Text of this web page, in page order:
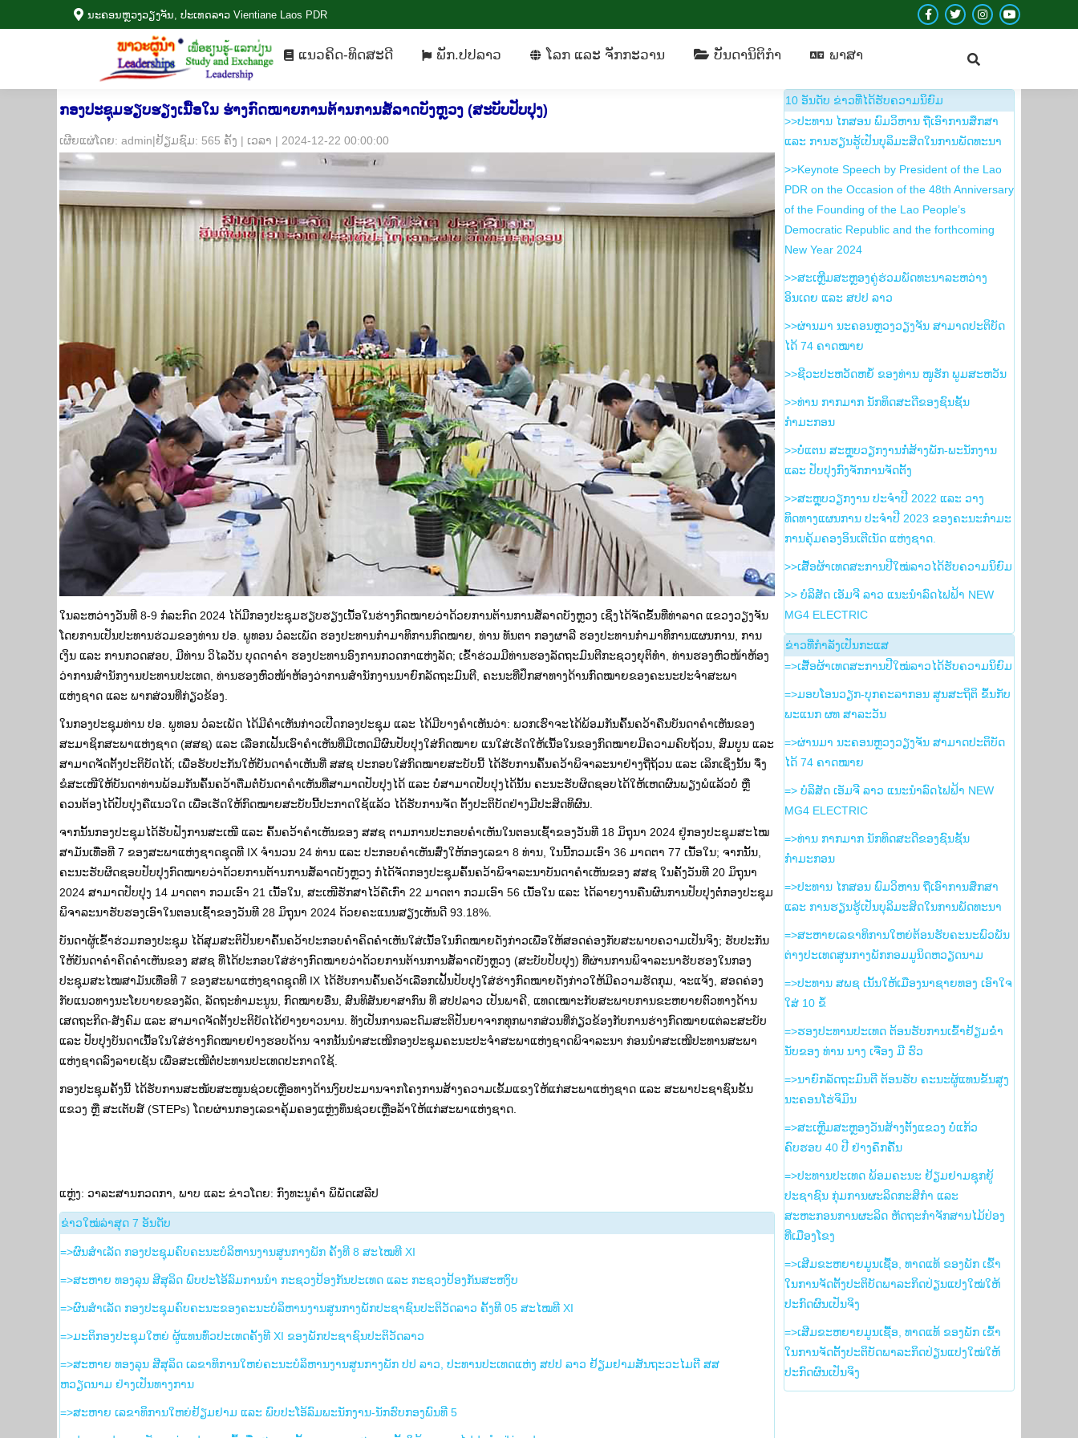
ນະ​ຄອນຫຼວງວຽງ​ຈັນ, ປະ​ເທດ​ລາວ Vientiane Laos PDR
Facebook
in
new
window
Twitter
opens
in
window
Instagram
in
window
YouTube
in
ແນວ​ຄິດ-ທິດ​ສະ​ດີ ພັກ​.ປປລາວ ​ໂລກ ແລະ ຈັກ​ກະ​ວານ ບັນ​ດາ​ນິ​ຕິ​ກຳ ​ພາ​ສາ
ກອງປະຊຸມຮຽບຮຽງເນື້ອໃນ ຮ່າງກົດໝາຍການຕ້ານການສໍ້ລາດບັງຫຼວງ (ສະບັບປັບປຸງ)
​ເຜີຍ​ແຜ່​ໂດຍ: admin|ຢ້ຽມ​ຊົມ: 565 ຄັ້ງ | ເວ​ລາ | 2024-12-22 00:00:00
ໃນລະຫວ່າງວັນທີ 8-9 ກໍລະກົດ 2024 ໄດ້ມີກອງປະຊຸມຮຽບຮຽງເນື້ອໃນຮ່າງກົດໝາຍວ່າດ້ວຍການຕ້ານການສໍ້ລາດບັງຫຼວງ ເຊິ່ງໄດ້ຈັດຂຶ້ນທີ່ທ່າລາດ ແຂວງວຽງຈັນ
ໂດຍການເປັນປະທານຮ່ວມຂອງທ່ານ ປອ. ພູທອນ ວໍລະເພັດ ຮອງປະທານກຳມາທິການກົດໝາຍ, ທ່ານ ທັນຕາ ກອງຜາລີ ຮອງປະທານກຳມາທິການແຜນການ, ການ
ເງິນ ແລະ ການກວດສອບ, ມີທ່ານ ວິໄລວັນ ບຸດດາຄຳ ຮອງປະທານອົງການກວດກາແຫ່ງລັດ; ເຂົ້າຮ່ວມມີທ່ານຮອງລັດຖະມົນຕີກະຊວງຍຸຕິທຳ, ທ່ານຮອງຫົວໜ້າຫ້ອງ
ວ່າການສຳນັກງານປະທານປະເທດ, ທ່ານຮອງຫົວໜ້າຫ້ອງວ່າການສຳນັກງານນາຍົກລັດຖະມົນຕີ, ຄະນະທີ່ປຶກສາທາງດ້ານກົດໝາຍຂອງຄະນະປະຈຳສະພາ
ແຫ່ງຊາດ ແລະ ພາກສ່ວນທີ່ກ່ຽວຂ້ອງ.
ໃນກອງປະຊຸມທ່ານ ປອ. ພູທອນ ວໍລະເພັດ ໄດ້ມີຄຳເຫັນກ່າວເປີດກອງປະຊຸມ ແລະ ໄດ້ມີບາງຄຳເຫັນວ່າ: ພວກເຮົາຈະໄດ້ພ້ອມກັນຄົ້ນຄວ້າຄືນບັນດາຄຳເຫັນຂອງ
ສະມາຊິກສະພາແຫ່ງຊາດ (ສສຊ) ແລະ ເລືອກເຟັ້ນເອົາຄໍາເຫັນທີ່ມີເຫດມີຜົນປັບປຸງໃສ່ກົດໝາຍ ແນໃສ່ເຮັດໃຫ້ເນື້ອໃນຂອງກົດໝາຍມີຄວາມຄົບຖ້ວນ, ສົມບູນ ແລະ
ສາມາດຈັດຕັ້ງປະຕິບັດໄດ້; ເພື່ອຮັບປະກັນໃຫ້ບັນດາຄໍາເຫັນທີ່ ສສຊ ປະກອບໃສ່ກົດໝາຍສະບັບນີ້ ໄດ້ຮັບການຄົ້ນຄວ້າພິຈາລະນາຢ່າງຖີ່ຖ້ວນ ແລະ ເລິກເຊິ່ງນັ້ນ ຈຶ່ງ
ຂໍສະເໜີໃຫ້ບັນດາທ່ານພ້ອມກັນຄົ້ນຄວ້າຕື່ມຕໍ່ບັນດາຄໍາເຫັນທີ່ສາມາດປັບປຸງໄດ້ ແລະ ບໍ່ສາມາດປັບປຸງໄດ້ນັ້ນ ຄະນະຮັບຜິດຊອບໄດ້ໃຫ້ເຫດຜົນພຽງພໍແລ້ວບໍ່ ຫຼື
ຄວນຕ້ອງໄດ້ປັບປຸງຄືແນວໃດ ເພື່ອເຮັດໃຫ້ກົດໝາຍສະບັບນີ້ປະກາດໃຊ້ແລ້ວ ໄດ້ຮັບການຈັດ ຕັ້ງປະຕິບັດຢ່າງມີປະສິດທິຜົນ.
ຈາກນັ້ນກອງປະຊຸມໄດ້ຮັບຟັງການສະເໜີ ແລະ ຄົ້ນຄວ້າຄຳເຫັນຂອງ ສສຊ ຕາມການປະກອບຄໍາເຫັນໃນຕອນເຊົ້າຂອງວັນທີ 18 ມິຖຸນາ 2024 ຢູ່ກອງປະຊຸມສະໄໝ
ສາມັນເທື່ອທີ 7 ຂອງສະພາແຫ່ງຊາດຊຸດທີ IX ຈຳນວນ 24 ທ່ານ ແລະ ປະກອບຄໍາເຫັນສົ່ງໃຫ້ກອງເລຂາ 8 ທ່ານ, ໃນນີ້ກວມເອົາ 36 ມາດຕາ 77 ເນື້ອໃນ; ຈາກນັ້ນ,
ຄະນະຮັບຜິດຊອບປັບປຸງກົດໝາຍວ່າດ້ວຍການຕ້ານການສໍ້ລາດບັງຫຼວງ ກໍໄດ້ຈັດກອງປະຊຸມຄົ້ນຄວ້າພິຈາລະນາບັນດາຄໍາເຫັນຂອງ ສສຊ ໃນຄັ້ງວັນທີ 20 ມິຖຸນາ
2024 ສາມາດປັບປຸງ 14 ມາດຕາ ກວມເອົາ 21 ເນື້ອໃນ, ສະເໜີຮັກສາໄວ້ຄືເກົ່າ 22 ມາດຕາ ກວມເອົາ 56 ເນື້ອໃນ ແລະ ໄດ້ລາຍງານຄືນຜົນການປັບປຸງຕໍ່ກອງປະຊຸມ
ພິຈາລະນາຮັບຮອງເອົາໃນຕອນເຊົ້າຂອງວັນທີ 28 ມິຖຸນາ 2024 ດ້ວຍຄະແນນສຽງເຫັນດີ 93.18%.
ບັນດາຜູ້ເຂົ້າຮ່ວມກອງປະຊຸມ ໄດ້ສຸມສະຕິປັນຍາຄົ້ນຄວ້າປະກອບຄໍາຄິດຄໍາເຫັນໃສ່ເນື້ອໃນກົດໝາຍດັ່ງກ່າວເພື່ອໃຫ້ສອດຄ່ອງກັບສະພາບຄວາມເປັນຈິງ; ຮັບປະກັນ
ໃຫ້ບັນດາຄຳຄິດຄຳເຫັນຂອງ ສສຊ ທີ່ໄດ້ປະກອບໃສ່ຮ່າງກົດໝາຍວ່າດ້ວຍການຕ້ານການສໍ້ລາດບັງຫຼວງ (ສະບັບປັບປຸງ) ທີ່ຜ່ານການພິຈາລະນາຮັບຮອງໃນກອງ
ປະຊຸມສະໄໝສາມັນເທື່ອທີ 7 ຂອງສະພາແຫ່ງຊາດຊຸດທີ IX ໄດ້ຮັບການຄົ້ນຄວ້າເລືອກເຟັ້ນປັບປຸງໃສ່ຮ່າງກົດໝາຍດັ່ງກ່າວໃຫ້ມີຄວາມຮັດກຸມ, ຈະແຈ້ງ, ສອດຄ່ອງ
ກັບແນວທາງນະໂຍບາຍຂອງລັດ, ລັດຖະທຳມະນູນ, ກົດໝາຍອື່ນ, ສົນທິສັນຍາສາກົນ ທີ່ ສປປລາວ ເປັນພາຄີ, ແທດເໝາະກັບສະພາບການຂະຫຍາຍຕົວທາງດ້ານ
ເສດຖະກິດ-ສັງຄົມ ແລະ ສາມາດຈັດຕັ້ງປະຕິບັດໄດ້ຢ່າງຍາວນານ. ທັງເປັນການລະດົມສະຕິປັນຍາຈາກທຸກພາກສ່ວນທີ່ກ່ຽວຂ້ອງກັບການຮ່າງກົດໝາຍແຕ່ລະສະບັບ
ແລະ ປັບປຸງບັນດາເນື້ອໃນໃສ່ຮ່າງກົດໝາຍຢ່າງຮອບດ້ານ ຈາກນັ້ນນໍາສະເໜີກອງປະຊຸມຄະນະປະຈຳສະພາແຫ່ງຊາດພິຈາລະນາ ກ່ອນນໍາສະເໜີປະທານສະພາ
ແຫ່ງຊາດລົງລາຍເຊັນ ເພື່ອສະເໜີຕໍ່ປະທານປະເທດປະກາດໃຊ້.
ກອງປະຊຸມຄັ້ງນີ້ ໄດ້ຮັບການສະໜັບສະໜູນຊ່ວຍເຫຼືອທາງດ້ານງົບປະມານຈາກໂຄງການສ້າງຄວາມເຂັ້ມແຂງໃຫ້ແກ່ສະພາແຫ່ງຊາດ ແລະ ສະພາປະຊາຊົນຂັ້ນ
ແຂວງ ຫຼື ສະເຕັບສ໌ (STEPs) ໂດຍຜ່ານກອງເລຂາຄຸ້ມຄອງແຫຼ່ງທຶນຊ່ວຍເຫຼືອລ້າໃຫ້ແກ່ສະພາແຫ່ງຊາດ.
ແຫຼ່ງ: ວາ​ລະ​ສານກວດ​ກາ, ພາບ ແລະ ຂ່າວໂດຍ: ກົງທະນູຄຳ ພິພັດເສລີປ
​ຂ່າວ​ໃໝ່​ລ່າ​ສຸດ 7 ອັນ​ດັບ
=>ຜົນສໍາເລັດ ກອງປະຊຸມຄົບຄະນະບໍລິຫານງານສູນກາງພັກ ຄັ້ງທີ 8 ສະໄໝທີ XI
=>ສະຫາຍ ທອງລຸນ ສີສຸລິດ ພົບປະໂອ້ລົມການນຳ ກະຊວງປ້ອງກັນປະເທດ ແລະ ກະຊວງປ້ອງກັນສະຫງົບ
=>ຜົນສຳເລັດ ກອງປະຊຸມຄົບຄະນະຂອງຄະນະບໍລິຫານງານສູນກາງພັກປະຊາຊົນປະຕິວັດລາວ ຄັ້ງທີ 05 ສະໄໝທີ XI
=>ມະຕິກອງປະຊຸມໃຫຍ່ ຜູ້ແທນທົ່ວປະເທດຄັ້ງທີ XI ຂອງພັກປະຊາຊົນປະຕິວັດລາວ
=>ສະຫາຍ ທອງລຸນ ສີສຸລິດ ເລຂາທິການໃຫຍ່ຄະນະບໍລິຫານງານສູນກາງພັກ ປປ ລາວ, ປະທານປະເທດແຫ່ງ ສປປ ລາວ ຢ້ຽມຢາມສັນຖະວະໄມຕີ ສສ
ຫວຽດນາມ ຢ່າງເປັນທາງການ
=>ສະຫາຍ ເລຂາທິການໃຫຍ່ຢ້ຽມຢາມ ແລະ ພົບປະໂອ້ລົມພະນັກງານ-ນັກຮົບກອງພົນທີ 5
10 ອັນ​ດັບ ຂ່າວ​ທີ່​ໄດ້​ຮັບ​ຄວາມ​ນິ​ຍົມ
>>ປະທານ ໄກສອນ ພົມວິຫານ ຖືເອົາການສຶກສາ
ແລະ ການຮຽນຮູ້ເປັນບຸລິມະສິດໃນການພັດທະນາ
>>Keynote Speech by President of the Lao
PDR on the Occasion of the 48th Anniversary
of the Founding of the Lao People’s
Democratic Republic and the forthcoming
New Year 2024
>>ສະເຫຼີມສະຫຼອງຄູ່ຮ່ວມພັດທະນາລະຫວ່າງ
ອິນເດຍ ແລະ ສປປ ລາວ
>>ຜ່ານມາ ນະຄອນຫຼວງວຽງຈັນ ສາມາດປະຕິບັດ
ໄດ້ 74 ຄາດໝາຍ
>>ຊີວະປະຫວັດຫຍໍ້ ຂອງທ່ານ ໜູຮັກ ພູມສະຫວັນ
>>ທ່ານ ກາກມາກ ນັກທິດສະດີຂອງຊົນຊັ້ນ
ກຳມະກອນ
>>ບໍ່ແຕນ ສະຫຼຸບວຽກງານກໍ່ສ້າງພັກ-ພະນັກງານ
ແລະ ປັບປຸງກົງຈັກການຈັດຕັ້ງ
>>ສະຫຼຸບວຽກງານ ປະຈໍາປີ 2022 ແລະ ວາງ
ທິດທາງແຜນການ ປະຈໍາປີ 2023 ຂອງຄະນະກໍາມະ
ການຄຸ້ມຄອງອິນເຕີເນັດ ແຫ່ງຊາດ.
>>ເສື້ອຜ້າເທດສະການປີໃໝ່ລາວໄດ້ຮັບຄວາມນິຍົມ
>> ບໍລິສັດ ເອັມຈີ ລາວ ແນະນຳລົດໄຟຟ້າ NEW
MG4 ELECTRIC
ຂ່າວ​ທີ່​ກຳ​ລັງ​ເປັນ​ກະ​ແສ
=>ເສື້ອຜ້າເທດສະການປີໃໝ່ລາວໄດ້ຮັບຄວາມນິຍົມ
=>ມອບໂອນວຽກ-ບຸກຄະລາກອນ ສູນສະຖິຕິ ຂຶ້ນກັບ
ພະແນກ ຜທ ສາລະວັນ
=>ຜ່ານມາ ນະຄອນຫຼວງວຽງຈັນ ສາມາດປະຕິບັດ
ໄດ້ 74 ຄາດໝາຍ
=> ບໍລິສັດ ເອັມຈີ ລາວ ແນະນຳລົດໄຟຟ້າ NEW
MG4 ELECTRIC
=>ທ່ານ ກາກມາກ ນັກທິດສະດີຂອງຊົນຊັ້ນ
ກຳມະກອນ
=>ປະທານ ໄກສອນ ພົມວິຫານ ຖືເອົາການສຶກສາ
ແລະ ການຮຽນຮູ້ເປັນບຸລິມະສິດໃນການພັດທະນາ
=>ສະຫາຍເລຂາທິການໃຫຍ່ຕ້ອນຮັບຄະນະພົວພັນ
ຕ່າງປະເທດສູນກາງພັກກອມມູນິດຫວຽດນາມ
=>ປະທານ ສພຊ ເນັ້ນໃຫ້ເມືອງນາຊາຍທອງ ເອົາໃຈ
ໃສ່ 10 ຂໍ້
=>ຮອງ​ປະທານ​ປະເທດ ຕ້ອນຮັບ​ການ​ເຂົ້າ​ຢ້ຽມ​ຂ່ຳ
ນັບ​ຂອງ ທ່ານ ນາງ ເຈືອງ ມີ ຮົວ
=>ນາຍົກລັດຖະມົນຕີ ຕ້ອນຮັບ ຄະນະຜູ້ແທນຂັ້ນສູງ
ນະຄອນໂຮ່ຈິມິນ
=>ສະເຫຼີມສະຫຼອງວັນສ້າງຕັ້ງແຂວງ ບໍ່ແກ້ວ
ຄົບຮອບ 40 ປີ ຢ່າງຄຶກຄື້ນ
=>ປະທານປະເທດ ພ້ອມຄະນະ ຢ້ຽມຢາມຊຸກຍູ້
ປະຊາຊົນ ກຸ່ມການຜະລິດກະສິກຳ ແລະ
ສະຫະກອນການຜະລິດ ຫັດຖະກຳຈັກສານໄມ້ປ່ອງ
ທີ່ເມືອງໂຂງ
=>ເສີມຂະຫຍາຍມູນເຊື້ອ, ທາດແທ້ ຂອງພັກ ເຂົ້າ
ໃນການຈັດຕັ້ງປະຕິບັດພາລະກິດປ່ຽນແປງໃໝ່ໃຫ້
ປະກົດຜົນເປັນຈິງ
=>ເສີມຂະຫຍາຍມູນເຊື້ອ, ທາດແທ້ ຂອງພັກ ເຂົ້າ
ໃນການຈັດຕັ້ງປະຕິບັດພາລະກິດປ່ຽນແປງໃໝ່ໃຫ້
ປະກົດຜົນເປັນຈິງ
ແນວ​ຄິດ-ທິດ​ສະ​ດີ ພັກ​.ປປລາວ ​ໂລກ ແລະ ຈັກ​ກະ​ວານ ບັນ​ດາ​ນິ​ຕິ​ກຳ ​ພາ​ສາ